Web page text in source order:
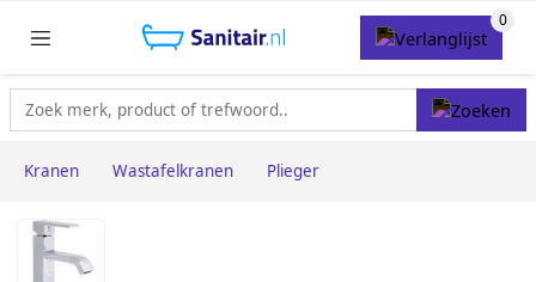
Kranen Wastafelkranen Plieger